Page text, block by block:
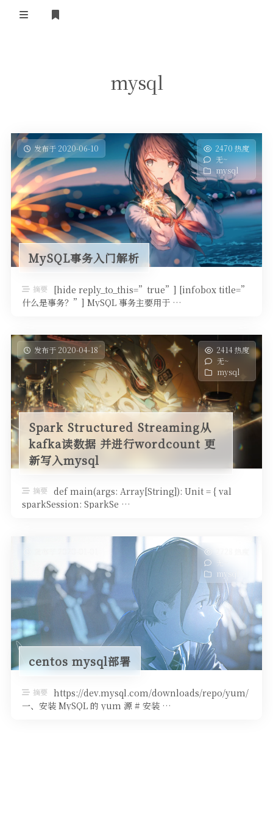
mysql
发布于 2020-06-10
2470 热度
无~
mysql
MySQL事务入门解析
摘要
[hide reply_to_this=”true”] [infobox title=”
什么是事务？”] MySQL 事务主要用于 …
发布于 2020-04-18
2414 热度
无~
mysql
Spark Structured Streaming从
kafka读数据 并进行wordcount 更
新写入mysql
摘要 def main(args: Array[String]): Unit = { val
sparkSession: SparkSe …
无~
mysql
centos mysql部署
摘要 https://dev.mysql.com/downloads/repo/yum/
一、安装 MySQL 的 yum 源 # 安装 …